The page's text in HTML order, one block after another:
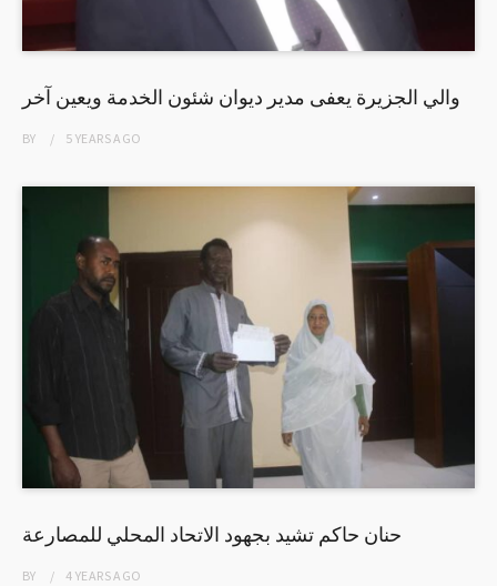
والي الجزيرة يعفى مدير ديوان شئون الخدمة ويعين آخر
BY 5 YEARSAGO
حنان حاكم تشيد بجهود الاتحاد المحلي للمصارعة
BY 4 YEARSAGO